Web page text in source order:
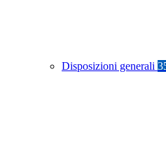
Disposizioni generali